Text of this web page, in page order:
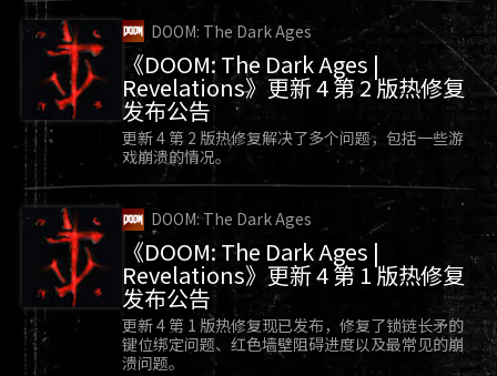
DOOM: The Dark Ages
《DOOM: The Dark Ages |
Revelations》更新 4 第 2 版热修复
发布公告
更新 4 第 2 版热修复解决了多个问题，包括一些游
戏崩溃的情况。
DOOM: The Dark Ages
《DOOM: The Dark Ages |
Revelations》更新 4 第 1 版热修复
发布公告
更新 4 第 1 版热修复现已发布，修复了锁链长矛的
键位绑定问题、红色墙壁阻碍进度以及最常见的崩
溃问题。